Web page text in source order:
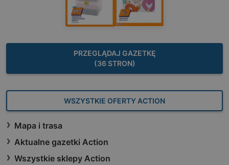
PRZEGLĄDAJ GAZETKĘ
(36 STRON)
WSZYSTKIE OFERTY ACTION
Mapa i trasa
Aktualne gazetki Action
Wszystkie sklepy Action